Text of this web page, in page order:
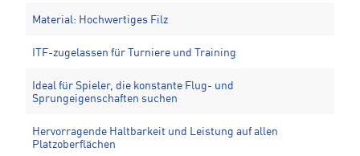
Material: Hochwertiges Filz
ITF-zugelassen für Turniere und Training
Ideal für Spieler, die konstante Flug- und
Sprungeigenschaften suchen
Hervorragende Haltbarkeit und Leistung auf allen
Platzoberflächen